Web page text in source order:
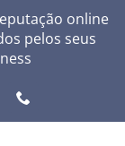
online
pelos seus